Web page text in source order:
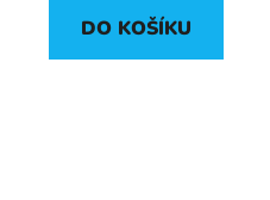
DO KOŠÍKU